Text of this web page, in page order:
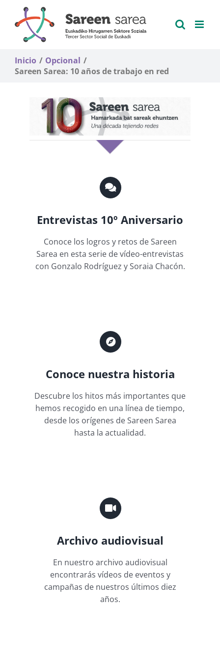
contenido
Inicio
Opcional
Sareen Sarea: 10 años de trabajo en red
Entrevistas 10º Aniversario
Conoce los logros y retos de Sareen
Sarea en esta serie de vídeo-entrevistas
con Gonzalo Rodríguez y Soraia Chacón.
Conoce nuestra historia
Descubre los hitos más importantes que
hemos recogido en una línea de tiempo,
desde los orígenes de Sareen Sarea
hasta la actualidad.
Archivo audiovisual
En nuestro archivo audiovisual
encontrarás vídeos de eventos y
campañas de nuestros últimos diez
años.